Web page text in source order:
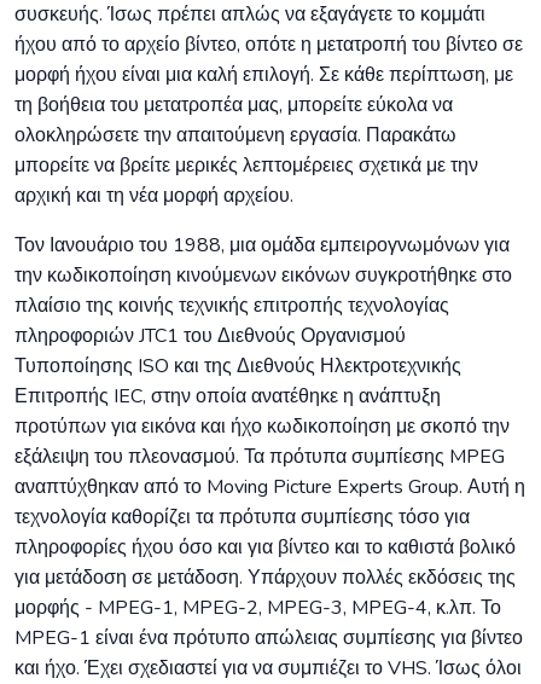
συσκευής. Ίσως πρέπει απλώς να εξαγάγετε το κομμάτι
ήχου από το αρχείο βίντεο, οπότε η μετατροπή του βίντεο σε
μορφή ήχου είναι μια καλή επιλογή. Σε κάθε περίπτωση, με
τη βοήθεια του μετατροπέα μας, μπορείτε εύκολα να
ολοκληρώσετε την απαιτούμενη εργασία. Παρακάτω
μπορείτε να βρείτε μερικές λεπτομέρειες σχετικά με την
αρχική και τη νέα μορφή αρχείου.
Τον Ιανουάριο του 1988, μια ομάδα εμπειρογνωμόνων για
την κωδικοποίηση κινούμενων εικόνων συγκροτήθηκε στο
πλαίσιο της κοινής τεχνικής επιτροπής τεχνολογίας
πληροφοριών JTC1 του Διεθνούς Οργανισμού
Τυποποίησης ISO και της Διεθνούς Ηλεκτροτεχνικής
Επιτροπής IEC, στην οποία ανατέθηκε η ανάπτυξη
προτύπων για εικόνα και ήχο κωδικοποίηση με σκοπό την
εξάλειψη του πλεονασμού. Τα πρότυπα συμπίεσης MPEG
αναπτύχθηκαν από το Moving Picture Experts Group. Αυτή η
τεχνολογία καθορίζει τα πρότυπα συμπίεσης τόσο για
πληροφορίες ήχου όσο και για βίντεο και το καθιστά βολικό
για μετάδοση σε μετάδοση. Υπάρχουν πολλές εκδόσεις της
μορφής - MPEG-1, MPEG-2, MPEG-3, MPEG-4, κ.λπ. Το
MPEG-1 είναι ένα πρότυπο απώλειας συμπίεσης για βίντεο
και ήχο. Έχει σχεδιαστεί για να συμπιέζει το VHS. Ίσως όλοι